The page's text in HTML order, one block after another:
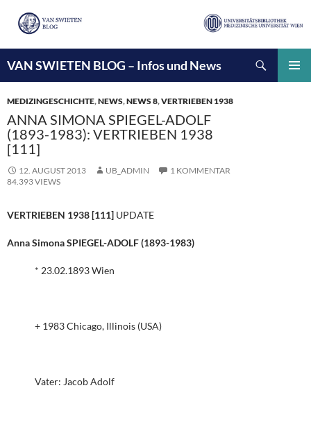
VAN SWIETEN BLOG – Infos und News
INHALT
SPRINGEN
MEDIZINGESCHICHTE,NEWS,NEWS 8,VERTRIEBEN 1938
ANNA SIMONA SPIEGEL-ADOLF
(1893-1983): VERTRIEBEN 1938
[111]
12. AUGUST 2013 UB_ADMIN
1 KOMMENTAR
84.393 VIEWS
VERTRIEBEN 1938 [111] UPDATE
Anna Simona SPIEGEL-ADOLF (1893-1983)
* 23.02.1893 Wien
+ 1983 Chicago, Illinois (USA)
Vater: Jacob Adolf